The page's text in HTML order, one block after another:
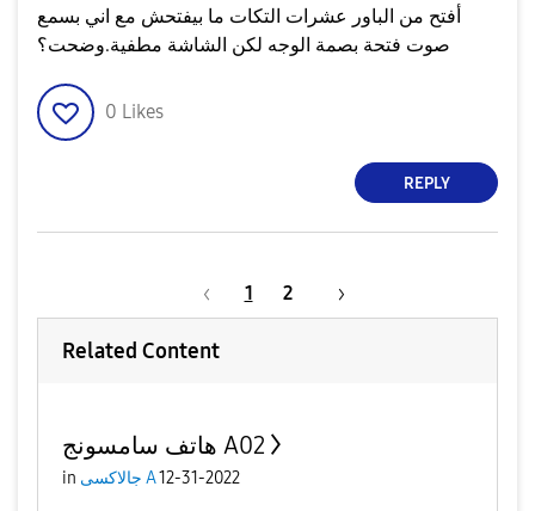
أفتح من الباور عشرات التكات ما بيفتحش مع اني بسمع
صوت فتحة بصمة الوجه لكن الشاشة مطفية.وضحت؟
0 Likes
REPLY
1 2
Related Content
هاتف سامسونج A02
in جالاكسى A12-31-2022